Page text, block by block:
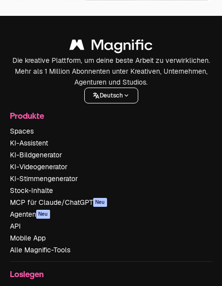
Die kreative Plattform, um deine beste Arbeit zu verwirklichen.
Mehr als 1 Million Abonnenten unter Kreativen, Unternehmen,
Agenturen und Studios.
Deutsch
Produkte
Spaces
KI-Assistent
KI-Bildgenerator
KI-Videogenerator
KI-Stimmengenerator
Stock-Inhalte
MCP für Claude/ChatGPT Neu
Agenten Neu
API
Mobile App
Alle Magnific-Tools
Loslegen